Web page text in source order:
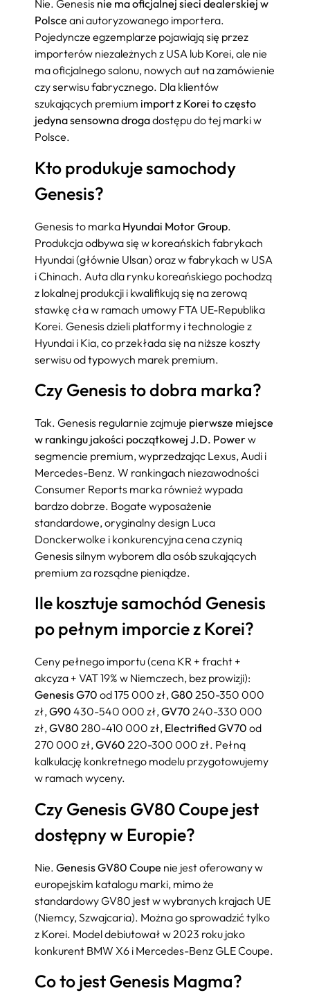
Nie. Genesis nie ma oficjalnej sieci dealerskiej w
Polsce ani autoryzowanego importera.
Pojedyncze egzemplarze pojawiają się przez
importerów niezależnych z USA lub Korei, ale nie
ma oficjalnego salonu, nowych aut na zamówienie
czy serwisu fabrycznego. Dla klientów
szukających premium import z Korei to często
jedyna sensowna drogadostępu do tej marki w
Polsce.
Kto produkuje samochody
Genesis?
Genesis to marka Hyundai Motor Group.
Produkcja odbywa się w koreańskich fabrykach
Hyundai (głównie Ulsan) oraz w fabrykach w USA
i Chinach. Auta dla rynku koreańskiego pochodzą
z lokalnej produkcji i kwalifikują się na zerową
stawkę cła w ramach umowy FTA UE-Republika
Korei. Genesis dzieli platformy i technologie z
Hyundai i Kia, co przekłada się na niższe koszty
serwisu od typowych marek premium.
Czy Genesis to dobra marka?
Tak. Genesis regularnie zajmuje pierwsze miejsce
w rankingu jakości początkowej J.D. Powerw
segmencie premium, wyprzedzając Lexus, Audi i
Mercedes-Benz. W rankingach niezawodności
Consumer Reports marka również wypada
bardzo dobrze. Bogate wyposażenie
standardowe, oryginalny design Luca
Donckerwolke i konkurencyjna cena czynią
Genesis silnym wyborem dla osób szukających
premium za rozsądne pieniądze.
Ile kosztuje samochód Genesis
po pełnym imporcie z Korei?
Ceny pełnego importu (cena KR + fracht +
akcyza + VAT 19% w Niemczech, bez prowizji):
Genesis G70 od 175 000 zł,G80 250-350 000
zł,G90 430-540 000 zł,GV70 240-330 000
zł,GV80 280-410 000 zł, Electrified GV70 od
270 000 zł,GV60 220-300 000 zł. Pełną
kalkulację konkretnego modelu przygotowujemy
w ramach wyceny.
Czy Genesis GV80 Coupe jest
dostępny w Europie?
Nie. Genesis GV80 Coupe nie jest oferowany w
europejskim katalogu marki, mimo że
standardowy GV80 jest w wybranych krajach UE
(Niemcy, Szwajcaria). Można go sprowadzić tylko
z Korei. Model debiutował w 2023 roku jako
konkurent BMW X6 i Mercedes-Benz GLE Coupe.
Co to jest Genesis Magma?